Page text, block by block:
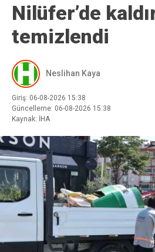
Nilüfer’de
temizlendi
Neslihan Kaya
Giriş: 06-08-2026 15:38
Güncelleme: 06-08-2026 15:38
Kaynak: İHA